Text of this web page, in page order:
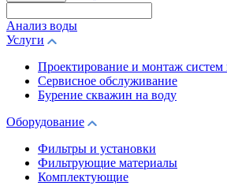
Анализ воды
Услуги
Проектирование и монтаж систем
Сервисное обслуживание
Бурение скважин на воду
Оборудование
Фильтры и установки
Фильтрующие материалы
Комплектующие